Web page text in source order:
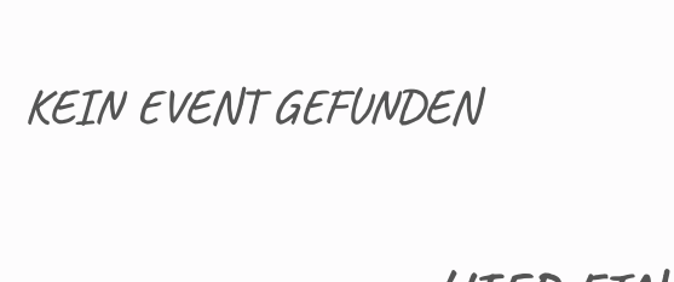
KEIN EVENT GEFUNDEN